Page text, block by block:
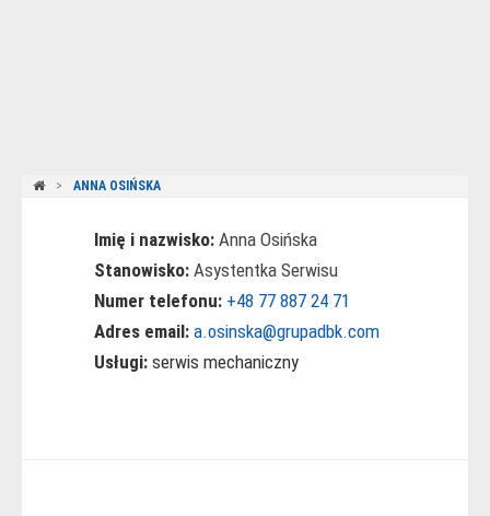
ANNA OSIŃSKA
Imię i nazwisko: Anna Osińska
Stanowisko: Asystentka Serwisu
Numer telefonu: +48 77 887 24 71
Adres email: a.osinska@grupadbk.com
Usługi: serwis mechaniczny